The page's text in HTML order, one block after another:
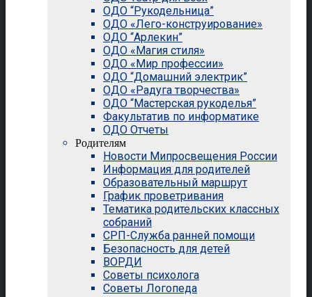
ОДО “Рукодельница”
ОДО «Лего-конструирование»
ОДО “Арлекин”
ОДО «Магия стиля»
ОДО «Мир профессии»
ОДО “Домашний электрик”
ОДО «Радуга творчества»
ОДО “Мастерская рукоделья”
Факультатив по информатике
ОДО Отчеты
Родителям
Новости Мипросвещения России
Информация для родителей
Образовательный маршрут
График проветривания
Тематика родительских классных
собраний
СРП-Служба ранней помощи
Безопасность для детей
ВОРДИ
Советы психолога
Советы Логопеда